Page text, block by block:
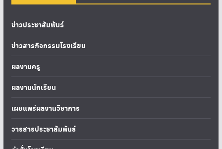
ข่าวประชาสัมพันธ์
ข่าวสารกิจกรรมโรงเรียน
ผลงานครู
ผลงานนักเรียน
เผยแพร่ผลงานวิชาการ
วารสารประชาสัมพันธ์